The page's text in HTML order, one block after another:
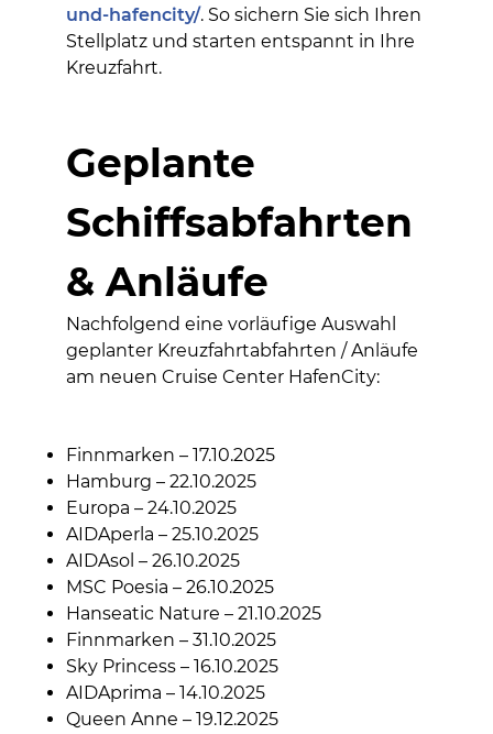
und-hafencity/. So sichern Sie sich Ihren
Stellplatz und starten entspannt in Ihre
Kreuzfahrt.
Geplante
Schiffsabfahrten
& Anläufe
Nachfolgend eine vorläufige Auswahl
geplanter Kreuzfahrtabfahrten / Anläufe
am neuen Cruise Center HafenCity:
Finnmarken – 17.10.2025
Hamburg – 22.10.2025
Europa – 24.10.2025
AIDAperla – 25.10.2025
AIDAsol – 26.10.2025
MSC Poesia – 26.10.2025
Hanseatic Nature – 21.10.2025
Finnmarken – 31.10.2025
Sky Princess – 16.10.2025
AIDAprima – 14.10.2025
Queen Anne – 19.12.2025